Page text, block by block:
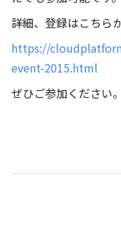
詳細、登録はこちら
https://
event-2015.html
ぜひご参加ください。